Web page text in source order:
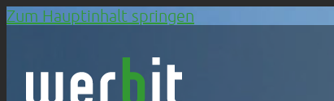
Zum Hauptinhalt springen